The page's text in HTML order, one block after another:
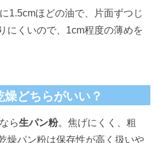
1.5cmほどの油で、片面ずつじ
にくいので、1cm程度の薄めを
どちらがいい？
ら生パン粉。焦げにくく、粗
燥パン粉は保存性が高く扱いや